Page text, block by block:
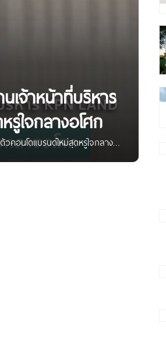
จ้าหน้าที่บริหาร
รูใจกลางอโศก
คอนโดแบรนด์ใหม่สุดหรูใจกลาง
องที่สะดวกสบาย และเป็นหนึ่งใน